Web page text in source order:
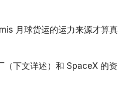
月球货运的运力来源才算真
（下文详述）和 SpaceX 的资